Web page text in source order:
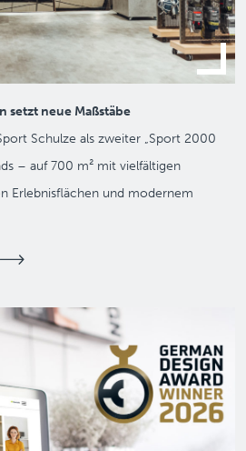
setzt neue Maßstäbe
Schulze als zweiter „Sport 2000
– auf 700 m² mit vielfältigen
Erlebnisflächen und modernem